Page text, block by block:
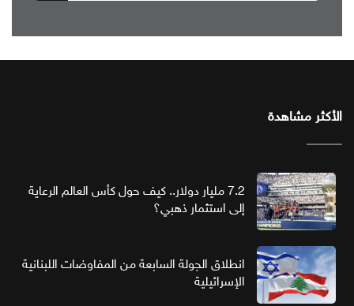
الأكثر مشاهدة
7.2 مليار دولار.. كيف حول كأس العالم الرعاية
إلى استثمار ذهبي؟
انطلاق الجولة السابعة من المفاوضات اللبنانية
الإسرائيلية